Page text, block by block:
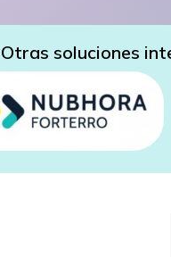
Otras soluciones